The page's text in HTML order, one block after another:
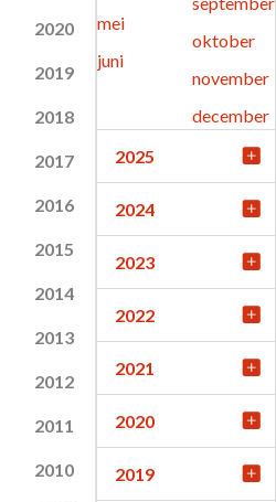
2020
2019
2018
2017
2016
2015
2014
2013
2012
2011
2010
mei
juni
oktober
november
december
2025
2024
2023
2022
2021
2020
2019